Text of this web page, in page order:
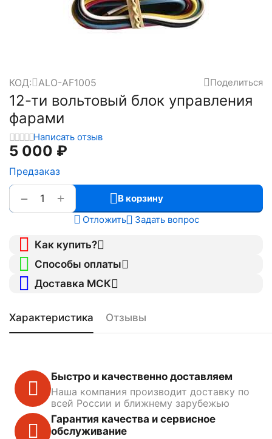
КОД: ALO-AF1005 Поделиться
12-ти вольтовый блок управления
фарами
Написать отзыв
5 000 ₽
Предзаказ
+
−
В корзину
Отложить
Задать вопрос
Как купить?
Способы оплаты
Доставка МСК
Характеристика Отзывы
Быстро и качественно доставляем
Наша компания производит доставку по
всей России и ближнему зарубежью
Гарантия качества и сервисное
обслуживание